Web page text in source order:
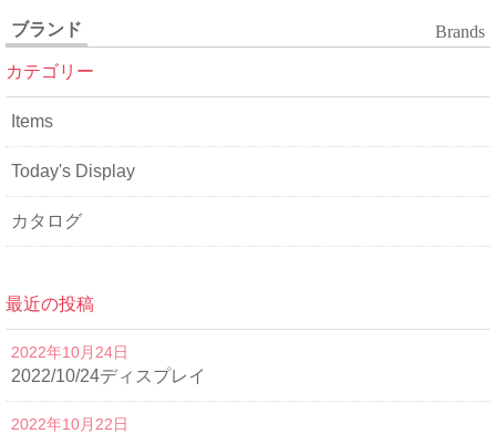
ブランド Brands
カテゴリー
Items
Today's Display
カタログ
最近の投稿
2022/10/24ディスプレイ
2022年10月24日
2022年10月22日